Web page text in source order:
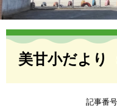
本
美甘小だより
記事番